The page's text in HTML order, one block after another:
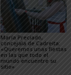
María Preciado,
concejala de Cadreita:
«Queremos unas fiestas
en las que todo el
mundo encuentre su
sitio»